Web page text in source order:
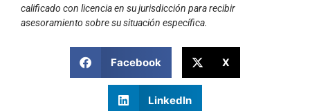
calificado con licencia en su jurisdicción para recibir
asesoramiento sobre su situación específica.
Facebook X
LinkedIn